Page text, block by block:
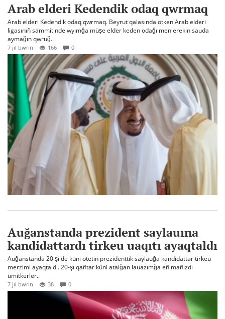
Arab elderi Kedendik odaq qwrmaq
Arab elderi Kedendik odaq qwrmaq. Beyrut qalasında ötken Arab elderi
ligasınıñ sammitinde wyımğa müşe elder keden odağı men erekin sauda
aymağın qwruğ..
7 jıl bwrın 166 0
Auğanstanda prezident saylauına
kandidattardı tirkeu uaqıtı ayaqtaldı
Auğanstanda 20 şilde küni ötetin prezidenttik saylauğa kandidattar tirkeu
merzimi ayaqtaldı. 20-şı qañtar küni atalğan lauazımğa eñ mañızdı
ümitkerler..
7 jıl bwrın 38 0